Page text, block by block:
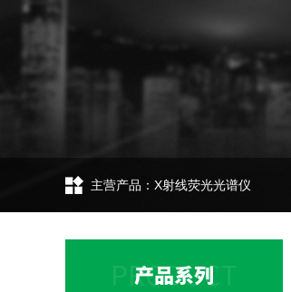
主营产品：X射线荧光光谱仪